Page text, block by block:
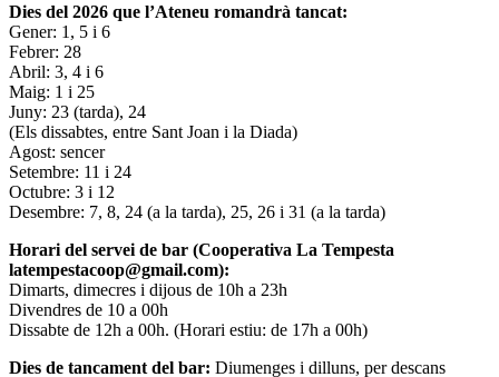
Dies del 2026 que l’Ateneu romandrà tancat:
Gener: 1, 5 i 6
Febrer: 28
Abril: 3, 4 i 6
Maig: 1 i 25
Juny: 23 (tarda), 24
(Els dissabtes, entre Sant Joan i la Diada)
Agost: sencer
Setembre: 11 i 24
Octubre: 3 i 12
Desembre: 7, 8, 24 (a la tarda), 25, 26 i 31 (a la tarda)
Horari del servei de bar (Cooperativa La Tempesta
latempestacoop@gmail.com):
Dimarts, dimecres i dijous de 10h a 23h
Divendres de 10 a 00h
Dissabte de 12h a 00h. (Horari estiu: de 17h a 00h)
Dies de tancament del bar: Diumenges i dilluns, per descans